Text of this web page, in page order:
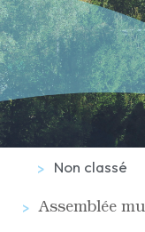
Non classé
Assemblée